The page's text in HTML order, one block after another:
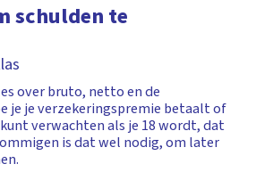
schulden te
over bruto, netto en de
je je verzekeringspremie betaalt of
verwachten als je 18 wordt, dat
is dat wel nodig, om later